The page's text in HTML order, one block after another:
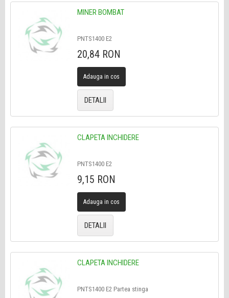
MINER BOMBAT
PNTS1400 E2
20,84 RON
Adauga in cos
DETALII
CLAPETA INCHIDERE
PNTS1400 E2
9,15 RON
Adauga in cos
DETALII
CLAPETA INCHIDERE
PNTS1400 E2 Partea stinga